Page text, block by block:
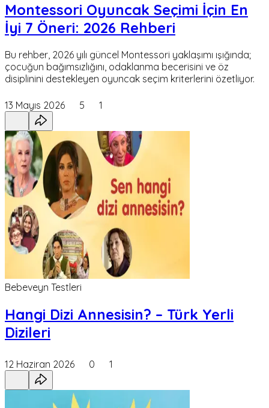
Montessori Oyuncak Seçimi İçin En
İyi 7 Öneri: 2026 Rehberi
Bu rehber, 2026 yılı güncel Montessori yaklaşımı ışığında;
çocuğun bağımsızlığını, odaklanma becerisini ve öz
disiplinini destekleyen oyuncak seçim kriterlerini özetliyor.
13 Mayıs 2026 5 1
Bebeveyn Testleri
Hangi Dizi Annesisin? – Türk Yerli
Dizileri
12 Haziran 2026 0 1